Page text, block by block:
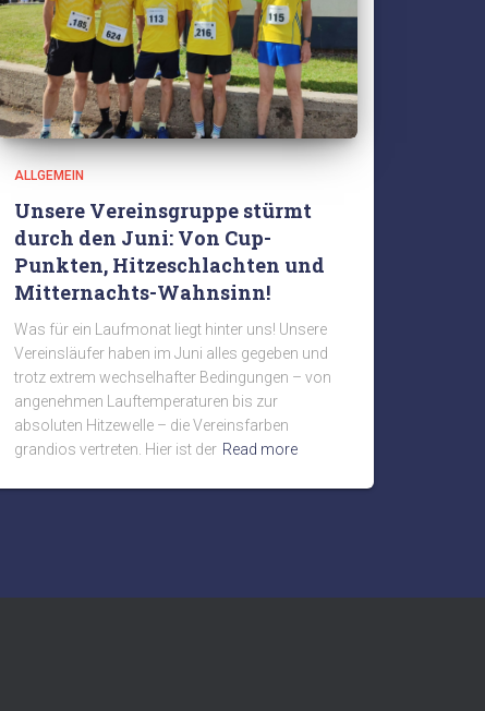
ALLGEMEIN
Unsere Vereinsgruppe stürmt
durch den Juni: Von Cup-
Punkten, Hitzeschlachten und
Mitternachts-Wahnsinn!
Was für ein Laufmonat liegt hinter uns! Unsere
Vereinsläufer haben im Juni alles gegeben und
trotz extrem wechselhafter Bedingungen – von
angenehmen Lauftemperaturen bis zur
absoluten Hitzewelle – die Vereinsfarben
grandios vertreten. Hier ist der Read more